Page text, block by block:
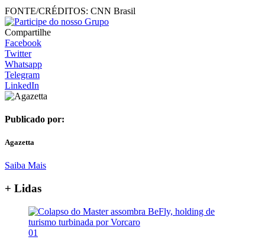
FONTE/CRÉDITOS: CNN Brasil
Compartilhe
Facebook
Twitter
Whatsapp
Telegram
LinkedIn
Publicado por:
Agazetta
Saiba Mais
+ Lidas
01